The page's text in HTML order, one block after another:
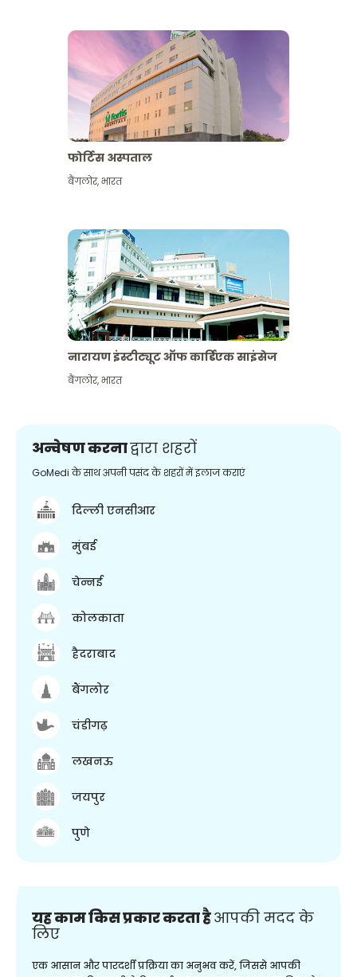
फोर्टिस अस्पताल
बैंगलोर,भारत
नारायण इंस्टीट्यूट ऑफ कार्डिएक साइंसेज
बैंगलोर,भारत
अन्वेषण करनाद्वारा शहरों
GoMedi के साथ अपनी पसंद के शहरों में इलाज कराएं
दिल्ली एनसीआर
मुंबई
चेन्नई
कोलकाता
हैदराबाद
बैंगलोर
चंडीगढ़
लखनऊ
जयपुर
पुणे
यह काम किस प्रकार करता हैआपकी मदद के
लिए
एक आसान और पारदर्शी प्रक्रिया का अनुभव करें, जिससे आपकी